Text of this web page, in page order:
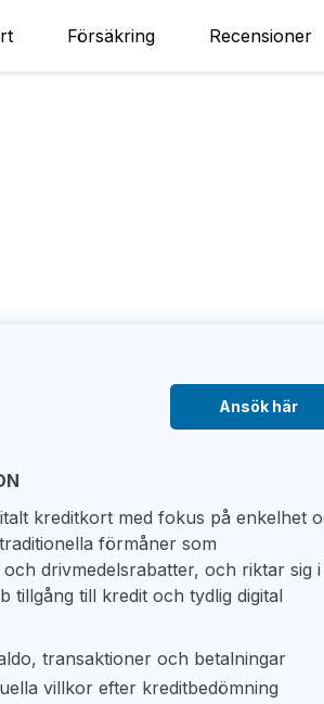
Försäkring Recensioner
Ansök här
kreditkort med fokus på enkelhet
förmåner som
drivmedelsrabatter, och riktar sig i
tillgång till kredit och tydlig digital
transaktioner och betalningar
villkor efter kreditbedömning